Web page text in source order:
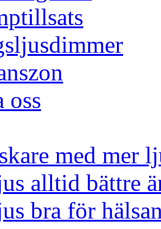
oss
med mer
alltid bättre
bra för